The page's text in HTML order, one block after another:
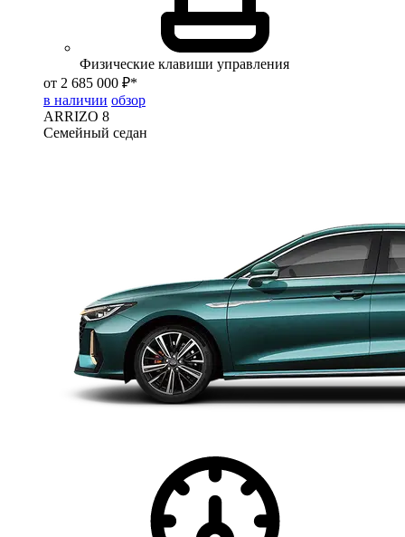
Физические клавиши управления
от 2 685 000 ₽*
в наличии обзор
ARRIZO 8
Семейный седан